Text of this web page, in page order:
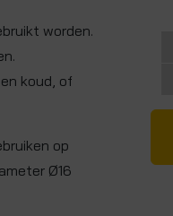
worden.
koud, of
op
Ø16